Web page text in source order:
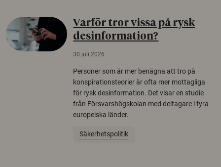
Varför tror vissa på rysk
desinformation?
30 juli 2026
Personer som är mer benägna att tro på
konspirationsteorier är ofta mer mottagliga
för rysk desinformation. Det visar en studie
från Försvarshögskolan med deltagare i fyra
europeiska länder.
Säkerhetspolitik